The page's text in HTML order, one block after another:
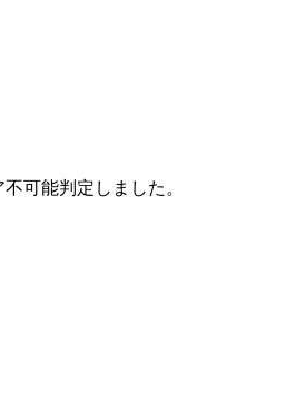
可能判定しました。